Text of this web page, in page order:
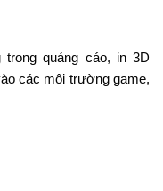
quảng cáo, in 3D
các môi trường game,